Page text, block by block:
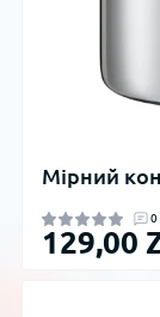
Мірний
0
129,00